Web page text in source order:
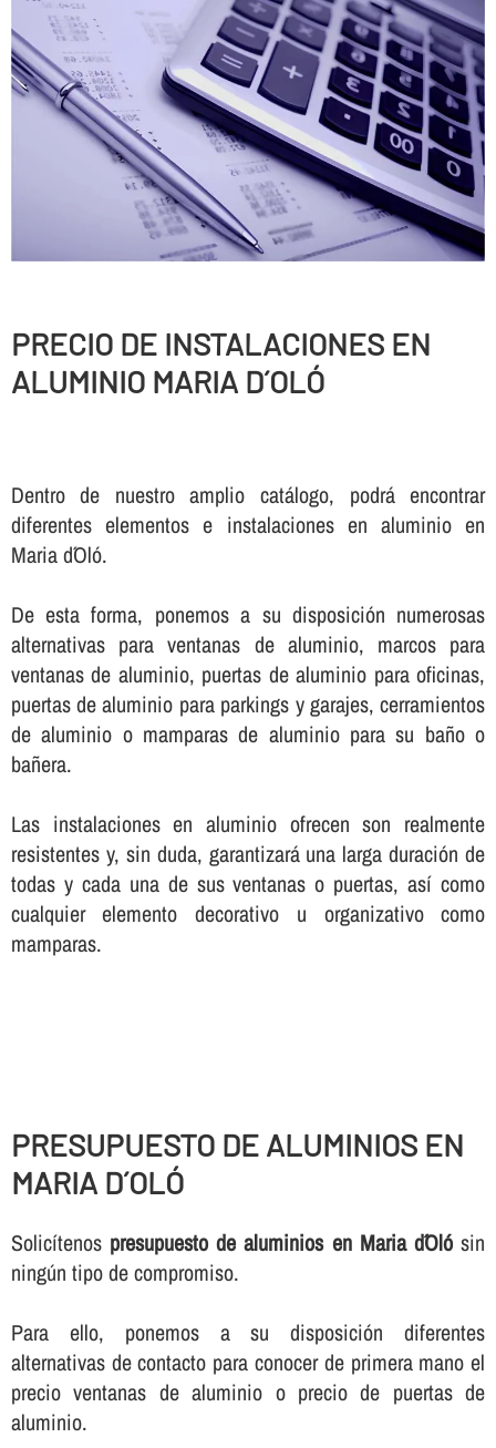
PRECIO DE INSTALACIONES EN
ALUMINIO MARIA D´OLÓ
Dentro de nuestro amplio catálogo, podrá encontrar
diferentes elementos e instalaciones en aluminio en
Maria d´Oló.
De esta forma, ponemos a su disposición numerosas
alternativas para ventanas de aluminio, marcos para
ventanas de aluminio, puertas de aluminio para oficinas,
puertas de aluminio para parkings y garajes, cerramientos
de aluminio o mamparas de aluminio para su baño o
bañera.
Las instalaciones en aluminio ofrecen son realmente
resistentes y, sin duda, garantizará una larga duración de
todas y cada una de sus ventanas o puertas, así­ como
cualquier elemento decorativo u organizativo como
mamparas.
PRESUPUESTO DE ALUMINIOS EN
MARIA D´OLÓ
Solicí­tenos presupuesto de aluminios en Maria d´Oló sin
ningún tipo de compromiso.
Para ello, ponemos a su disposición diferentes
alternativas de contacto para conocer de primera mano el
precio ventanas de aluminio o precio de puertas de
aluminio.